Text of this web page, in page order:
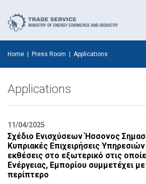
Home Press Room Applications
Applications
11/04/2025
Σχέδιο Ενισχύσεων Ήσσονος
Κυπριακές Επιχειρήσεις
εκθέσεις στο εξωτερικό στις
Ενέργειας, Εμπορίου συμμετέχει
περίπτερο